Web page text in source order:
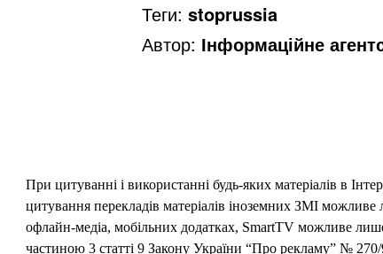
Теги: stoprussia
Автор: Інформаційне
При цитуванні і використанні будь-яких матеріалів в
цитування перекладів матеріалів іноземних ЗМІ
офлайн-медіа, мобільних додатках, SmartTV можливе
частиною 3 статті 9 Закону України “Про рекламу” №